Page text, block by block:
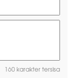
160 karakter tersisa